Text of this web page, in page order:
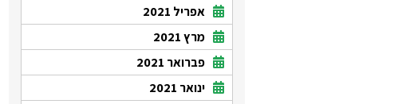
אפריל 2021
מרץ 2021
פברואר 2021
ינואר 2021